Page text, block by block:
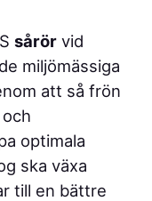
sårör vid
miljömässiga
att så frön
optimala
ska växa
till en bättre